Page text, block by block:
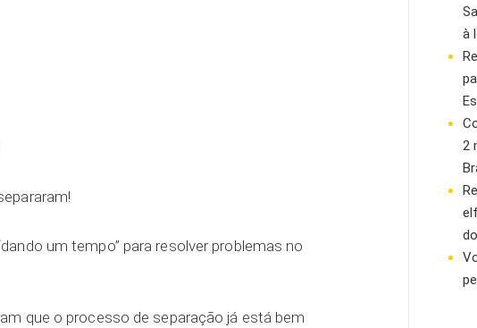
um tempo” para resolver problemas no
que o processo de separação já está bem
à
2